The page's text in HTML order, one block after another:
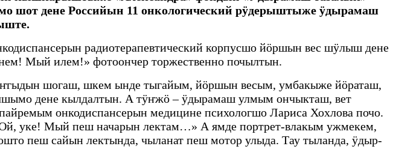
дене Российын 11 онкологический рӱдерыштыже ӱдырамаш
радиотерапевтический корпусшо йӧршын вес шӱлыш дене
Мый илем!» фотоончер торжественно почылтын.
шогаш, шкем ынде тыгайым, йӧршын весым, умбакыже йӧраташ,
дене кылдалтын. А тӱҥжӧ – ӱдырамаш улмым ончыкташ, вет
онкодиспансерын медицине психологшо Лариса Хохлова почо.
уке! Мый пеш начарын лектам…» А ямде портрет-влакым ужмекем,
пеш сайын лектында, чыланат пеш мотор улыда. Тау тыланда, ӱдыр-